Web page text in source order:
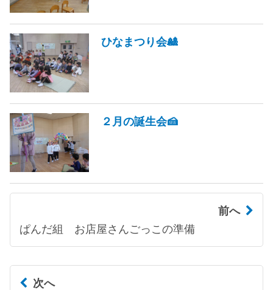
ひなまつり会🎎
２月の誕生会🍰
前へ
ぱんだ組 お店屋さんごっこの準備
次へ